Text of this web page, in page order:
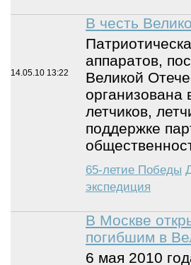
14.05.10 13:22
В честь
аппаратов,
Великой
организована
летчиков,
поддержке
65-летие Победы
экспедиция
В Москве
погибшим в
6 мая 2010